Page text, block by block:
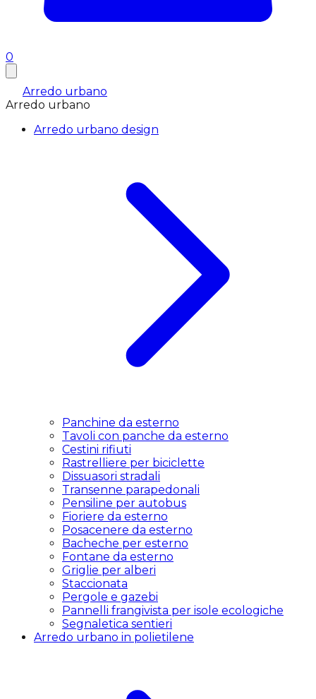
0
Arredo urbano
Arredo urbano
Arredo urbano design
Panchine da esterno
Tavoli con panche da esterno
Cestini rifiuti
Rastrelliere per biciclette
Dissuasori stradali
Transenne parapedonali
Pensiline per autobus
Fioriere da esterno
Posacenere da esterno
Bacheche per esterno
Fontane da esterno
Griglie per alberi
Staccionata
Pergole e gazebi
Pannelli frangivista per isole ecologiche
Segnaletica sentieri
Arredo urbano in polietilene